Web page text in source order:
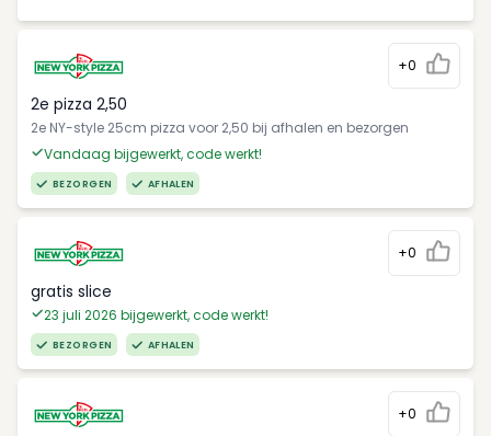
+0
2e pizza 2,50
2e NY-style 25cm pizza voor 2,50 bij afhalen en bezorgen
Vandaag bijgewerkt, code werkt!
BEZORGEN AFHALEN
+0
gratis slice
23 juli 2026 bijgewerkt, code werkt!
BEZORGEN AFHALEN
+0